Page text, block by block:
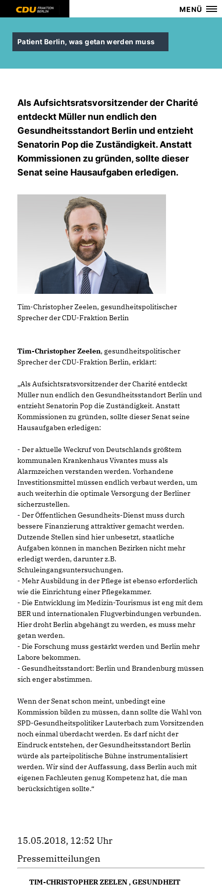
MENÜ
Patient Berlin, was getan werden muss
Als Aufsichtsratsvorsitzender der Charité
entdeckt Müller nun endlich den
Gesundheitsstandort Berlin und entzieht
Senatorin Pop die Zuständigkeit. Anstatt
Kommissionen zu gründen, sollte dieser
Senat seine Hausaufgaben erledigen.
Tim-Christopher Zeelen, gesundheitspolitischer
Sprecher der CDU-Fraktion Berlin
Tim-Christopher Zeelen, gesundheitspolitischer
Sprecher der CDU-Fraktion Berlin, erklärt:
Als Aufsichtsratsvorsitzender der Charité entdeckt
Müller nun endlich den Gesundheitsstandort Berlin und
entzieht Senatorin Pop die Zuständigkeit. Anstatt
Kommissionen zu gründen, sollte dieser Senat seine
Hausaufgaben erledigen:
- Der aktuelle Weckruf von Deutschlands größtem
kommunalen Krankenhaus Vivantes muss als
Alarmzeichen verstanden werden. Vorhandene
Investitionsmittel müssen endlich verbaut werden, um
auch weiterhin die optimale Versorgung der Berliner
sicherzustellen.
- Der Öffentlichen Gesundheits-Dienst muss durch
bessere Finanzierung attraktiver gemacht werden.
Dutzende Stellen sind hier unbesetzt, staatliche
Aufgaben können in manchen Bezirken nicht mehr
erledigt werden, darunter z.B.
Schuleingangsuntersuchungen.
- Mehr Ausbildung in der Pflege ist ebenso erforderlich
wie die Einrichtung einer Pflegekammer.
- Die Entwicklung im Medizin-Tourismus ist eng mit dem
BER und internationalen Flugverbindungen verbunden.
Hier droht Berlin abgehängt zu werden, es muss mehr
getan werden.
- Die Forschung muss gestärkt werden und Berlin mehr
Labore bekommen.
- Gesundheitsstandort: Berlin und Brandenburg müssen
sich enger abstimmen.
Wenn der Senat schon meint, unbedingt eine
Kommission bilden zu müssen, dann sollte die Wahl von
SPD-Gesundheitspolitiker Lauterbach zum Vorsitzenden
noch einmal überdacht werden. Es darf nicht der
Eindruck entstehen, der Gesundheitsstandort Berlin
würde als parteipolitische Bühne instrumentalisiert
werden. Wir sind der Auffassung, dass Berlin auch mit
eigenen Fachleuten genug Kompetenz hat, die man
berücksichtigen sollte.“
15.05.2018, 12:52 Uhr
Pressemitteilungen
TIM-CHRISTOPHER ZEELEN,GESUNDHEIT